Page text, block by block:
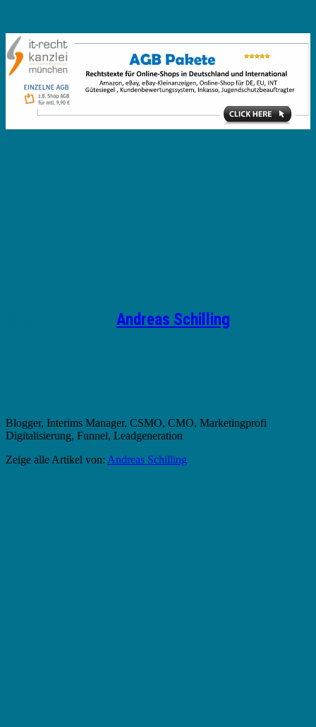
Andreas Schilling
Blogger, Interims Manager, CSMO, CMO, Marketingprofi
Digitalisierung, Funnel, Leadgeneration
Zeige alle Artikel von: Andreas Schilling